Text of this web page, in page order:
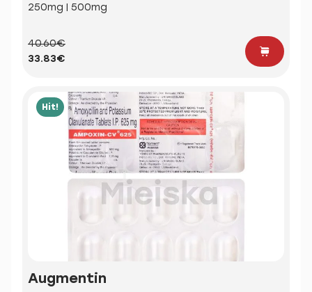
250mg | 500mg
40.60€
33.83€
Hit!
Augmentin